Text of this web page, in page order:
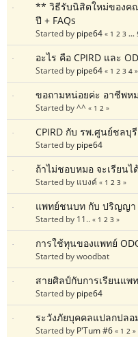
** วิธีรับนิสิตใหม่ของค
ปี + FAQs
Started by pipe64 « 1 2 3 ...
อะไร คือ CPIRD และ
Started by pipe64 « 1 2 3 4 »
ขอถามหน่อยค่ะ อาชีพห
Started by ^^ « 1 2 »
CPIRD กับ รพ.ศูนย์ชลบุ
Started by pipe64
ถ้าไม่ชอบหมอ จะเรียนไ
Started by แบงค์ « 1 2 3 »
แพทย์ชนบท กับ ปริญญา
Started by 11.. « 1 2 3 »
การใช้ทุนของแพทย์
Started by woodbat
สายศิลป์กับการเรียนแพ
Started by pipe64
ระวังภัยบุคคลแปลกปล
Started by P'Tum #6 « 1 2 »